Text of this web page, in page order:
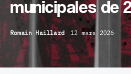
municipales de
Romain Haillard 12 mars 2026